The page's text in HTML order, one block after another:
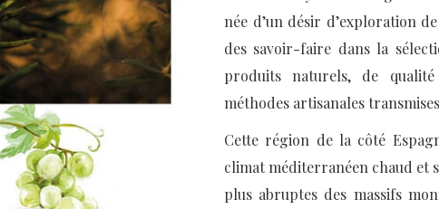
née d’un désir d’exploration
des savoir-faire dans la
produits naturels, de
méthodes artisanales
Cette région de la côté
climat méditerranéen chaud et
plus abruptes des massifs